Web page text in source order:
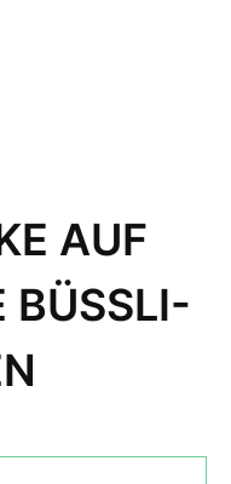
AUF
BÜSSLI-